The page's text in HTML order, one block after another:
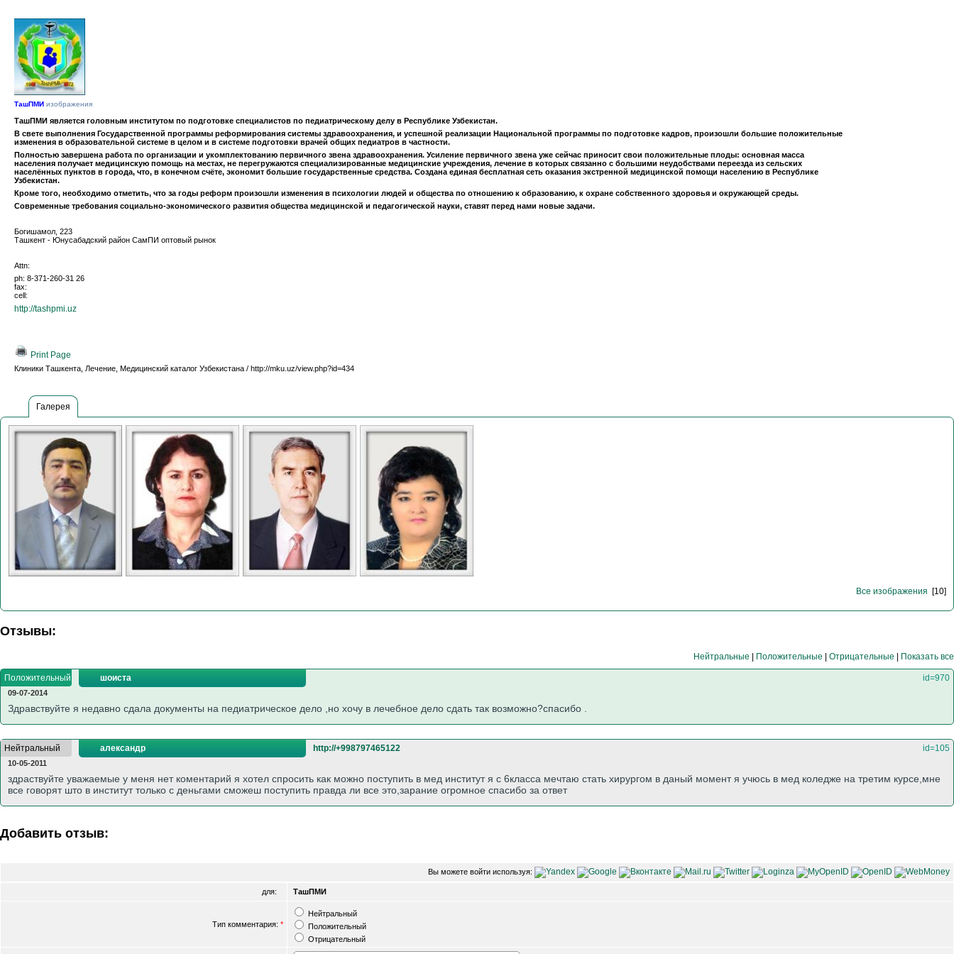
ТашПМИ изображения
ТашПМИ является головным институтом по подготовке специалистов по педиатрическому делу в Республике Узбекистан.
В свете выполнения Государственной программы реформирования системы здравоохранения, и успешной реализации Национальной программы по подготовке кадров, произошли большие положительные
изменения в образовательной системе в целом и в системе подготовки врачей общих педиатров в частности.
Полностью завершена работа по организации и укомплектованию первичного звена здравоохранения. Усиление первичного звена уже сейчас приносит свои положительные плоды: основная масса
населения получает медицинскую помощь на местах, не перегружаются специализированные медицинские учреждения, лечение в которых связанно с большими неудобствами переезда из сельских
населённых пунктов в города, что, в конечном счёте, экономит большие государственные средства. Создана единая бесплатная сеть оказания экстренной медицинской помощи населению в Республике
Узбекистан.
Кроме того, необходимо отметить, что за годы реформ произошли изменения в психологии людей и общества по отношению к образованию, к охране собственного здоровья и окружающей среды.
Современные требования социально-экономического развития общества медицинской и педагогической науки, ставят перед нами новые задачи.
Богишамол, 223
Ташкент - Юнусабадский район СамПИ оптовый рынок
Attn:
ph: 8-371-260-31 26
fax:
cell:
http://tashpmi.uz
Print Page
Клиники Ташкента, Лечение, Медицинский каталог Узбекистана / http://mku.uz/view.php?id=434
Галерея
Все изображения [10]
Отзывы:
Нейтральные Положительные Отрицательные Показать все
Положительный
09-07-2014
шоиста id=970
Здравствуйте я недавно сдала документы на педиатрическое дело ,но хочу в лечебное дело сдать так возможно?спасибо .
Нейтральный
10-05-2011
александр http://+998797465122 id=105
здраствуйте уважаемые у меня нет коментарий я хотел спросить как можно поступить в мед институт я с 6класса мечтаю стать хирургом в даный момент я учюсь в мед коледже на третим курсе,мне
все говорят што в институт только с деньгами сможеш поступить правда ли все это,зарание огромное спасибо за ответ
Добавить отзыв:
Вы можете войти используя:
для: ТашПМИ
Тип комментария: *
Нейтральный
Положительный
Отрицательный